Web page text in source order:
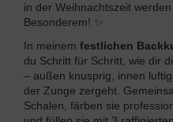
in der Weihnachtszeit
Besonderem! ✨
In meinem festlichen
du Schritt für Schritt, wie dir
– außen knusprig, innen
der Zunge zergeht.
Schalen, färben sie